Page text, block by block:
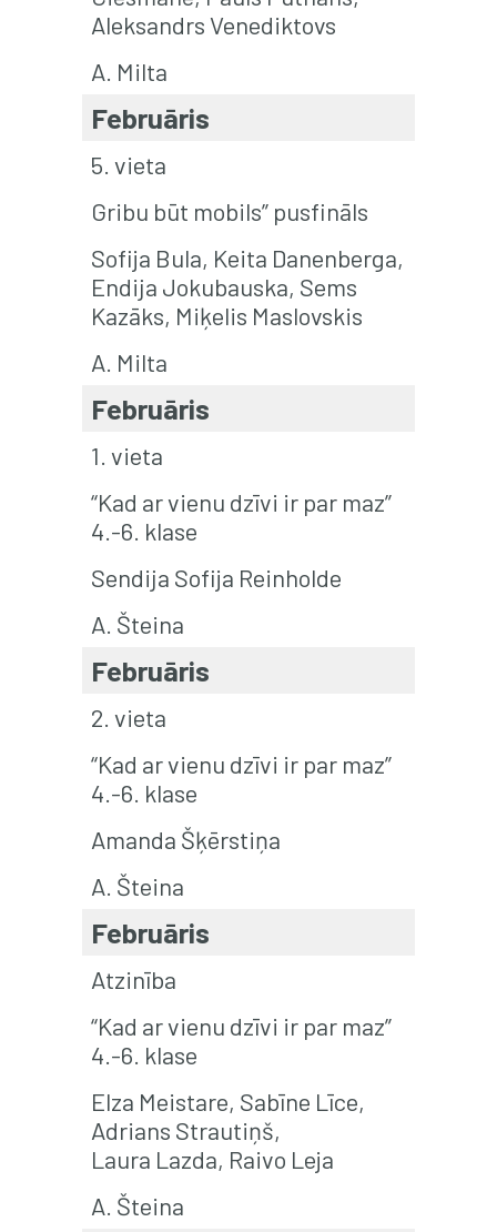
Aleksandrs Venediktovs
A. Milta
Februāris
5. vieta
Gribu būt mobils” pusfināls
Sofija Bula, Keita Danenberga,
Endija Jokubauska, Sems
Kazāks, Miķelis Maslovskis
A. Milta
Februāris
1. vieta
“Kad ar vienu dzīvi ir par maz”
4.-6. klase
Sendija Sofija Reinholde
A. Šteina
Februāris
2. vieta
“Kad ar vienu dzīvi ir par maz”
4.-6. klase
Amanda Šķērstiņa
A. Šteina
Februāris
Atzinība
“Kad ar vienu dzīvi ir par maz”
4.-6. klase
Elza Meistare, Sabīne Līce,
Adrians Strautiņš,
Laura Lazda, Raivo Leja
A. Šteina